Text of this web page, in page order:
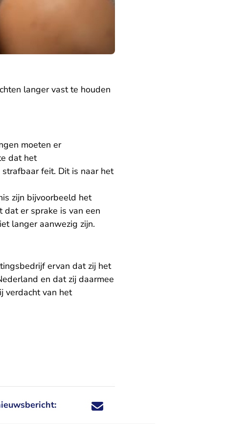
langer vast te houden
moeten er
dat het
feit. Dit is naar het
zijn bijvoorbeeld het
er sprake is van een
langer aanwezig zijn.
ervan dat zij het
en dat zij daarmee
verdacht van het
Deel dit nieuwsbericht via X - U verlaat
Deel dit nieuwsbericht via Facebook - U
Deel dit nieuwsbericht via e-mail
Deel dit nieuwsbericht via LinkedIn - U